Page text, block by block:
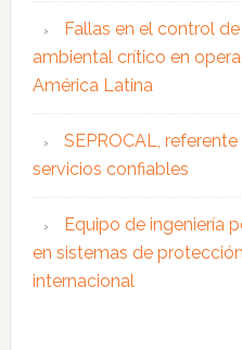
Fallas en el control
ambiental crítico en
América Latina
SEPROCAL,
servicios confiables
Equipo de ingeniería
en sistemas de
internacional